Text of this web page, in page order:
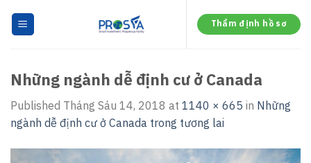
Thẩm định hồ sơ
Những ngành dễ định cư ở Canada
Published Tháng Sáu 14, 2018 at 1140 × 665 in Những
ngành dễ định cư ở Canada trong tương lai